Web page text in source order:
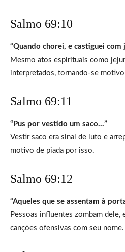
Salmo 69:10
“Quando chorei, e castiguei com
Mesmo atos espirituais como
interpretados, tornando-se motivo
Salmo 69:11
“Pus por vestido um saco…”
Vestir saco era sinal de luto e
motivo de piada por isso.
Salmo 69:12
“Aqueles que se assentam à
Pessoas influentes zombam dele,
canções ofensivas com seu nome.